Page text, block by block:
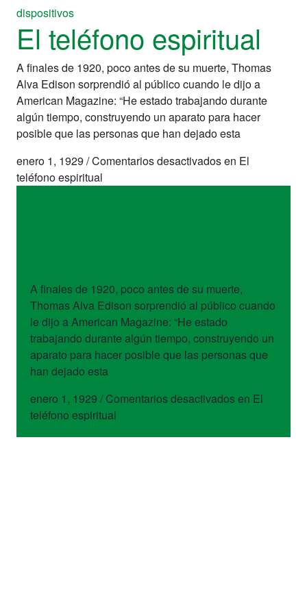
dispositivos
El teléfono espiritual
A finales de 1920, poco antes de su muerte, Thomas
Alva Edison sorprendió al público cuando le dijo a
American Magazine: “He estado trabajando durante
algún tiempo, construyendo un aparato para hacer
posible que las personas que han dejado esta
enero 1, 1929 /Comentarios desactivadosen El
teléfono espiritual
A finales de 1920, poco antes de su muerte,
Thomas Alva Edison sorprendió al público cuando
le dijo a American Magazine: “He estado
trabajando durante algún tiempo, construyendo un
aparato para hacer posible que las personas que
han dejado esta
enero 1, 1929 / Comentarios desactivadosen El
teléfono espiritual